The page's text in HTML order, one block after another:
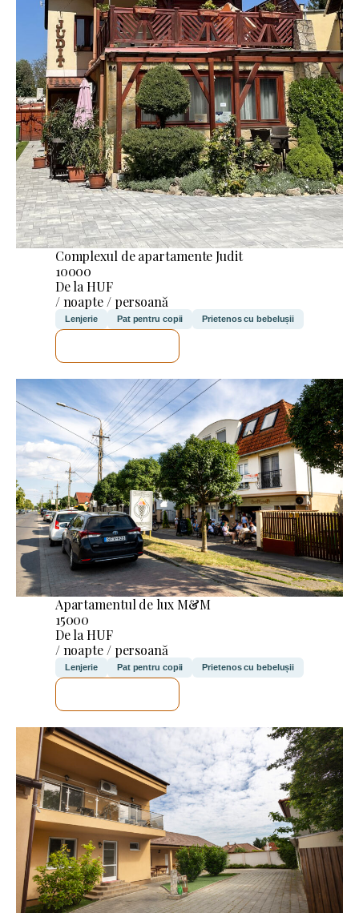
Complexul de apartamente Judit
10000
De la HUF
/ noapte / persoană
Lenjerie Pat pentru copii Prietenos cu bebelușii
Apartamentul de lux M&M
15000
De la HUF
/ noapte / persoană
Lenjerie Pat pentru copii Prietenos cu bebelușii